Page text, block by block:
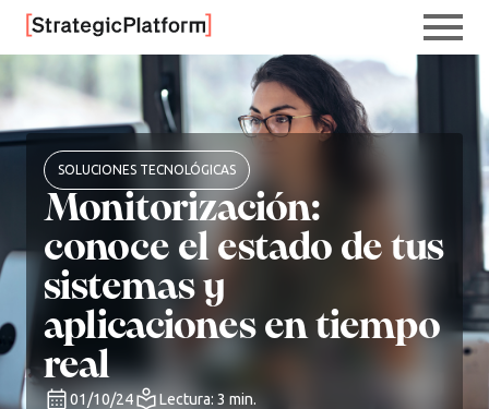
SOLUCIONES TECNOLÓGICAS
Monitorización:
conoce el estado de tus
sistemas y
aplicaciones en tiempo
real
01/10/24 Lectura: 3 min.